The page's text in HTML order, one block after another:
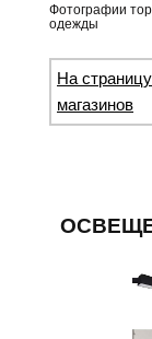
Фотографии
одежды
На
магазинов